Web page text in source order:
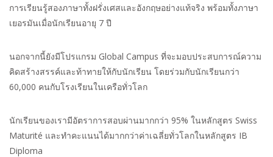
การเรียนรู้สองภาษาทั้งฝรั่งเศสและอังกฤษอย่างแท้จริง พร้อมทั้งภาษา
เยอรมันเมื่อนักเรียนอายุ 7 ปี
นอกจากนี้ยังมีโปรแกรม Global Campus ที่จะมอบประสบการณ์ความ
คิดสร้างสรรค์และท้าทายให้กับนักเรียน โดยร่วมกับนักเรียนกว่า
60,000 คนกับโรงเรียนในเครือทั่วโลก
นักเรียนของเรามีอัตราการสอบผ่านมากกว่า 95% ในหลักสูตร Swiss
Maturité และทำคะแนนได้มากกว่าค่าเฉลี่ยทั่วโลกในหลักสูตร IB
Diploma